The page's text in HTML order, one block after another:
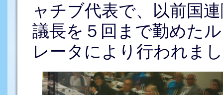
ャチブ代表で、以前国
議長を５回まで勤めた
レータにより行われま